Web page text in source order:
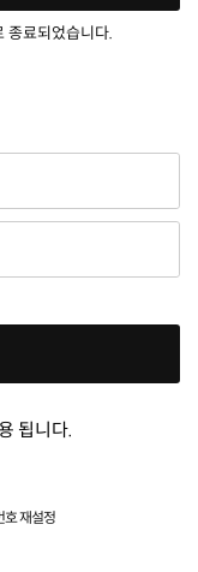
종료되었습니다.
됩니다.
호 재설정